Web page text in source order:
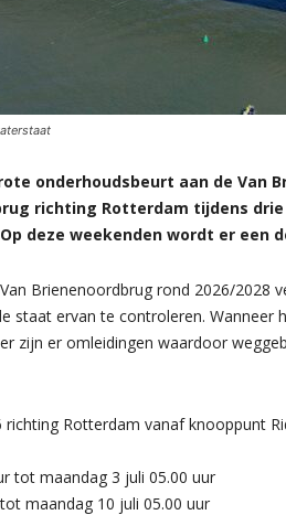
onderhoudsbeurt aan de Van
richting Rotterdam tijdens
deze weekenden wordt er een
Brienenoordbrug rond 2026/2028
staat ervan te controleren. Wanneer
zijn er omleidingen waardoor
Rotterdam vanaf knooppunt
tot maandag 3 juli 05.00 uur
maandag 10 juli 05.00 uur